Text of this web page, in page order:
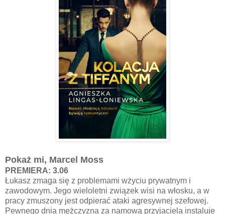
Pokaż mi, Marcel Moss
PREMIERA: 3.06
Łukasz zmaga się z problemami wżyciu prywatnym i
zawodowym. Jego wieloletni związek wisi na włosku, a w
pracy zmuszony jest odpierać ataki agresywnej szefowej.
Pewnego dnia mężczyzna za namową przyjaciela instaluje